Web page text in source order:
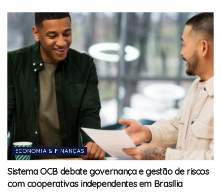
ECONOMIA & FINANÇAS
Sistema OCB debate governança e gestão de riscos
com cooperativas independentes em Brasília